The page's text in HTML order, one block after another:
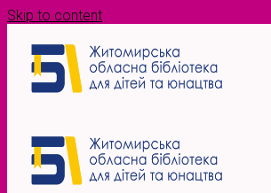
Skip to content